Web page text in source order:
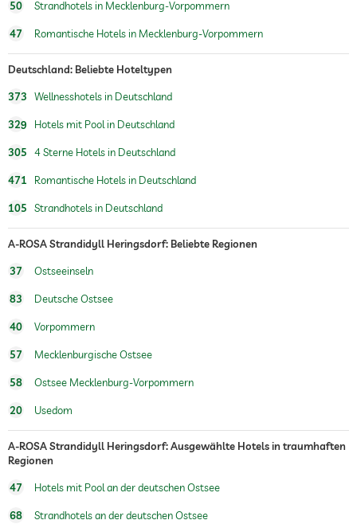
Personaltrainer auf Anfrage
Wandern
Reiten
Kinderbetreuung
Fußreflexzonenmassagen
Massagen für 2
50 Strandhotels in Mecklenburg-Vorpommern
47 Romantische Hotels in Mecklenburg-Vorpommern
Deutschland: Beliebte Hoteltypen
373 Wellnesshotels in Deutschland
329 Hotels mit Pool in Deutschland
305 4 Sterne Hotels in Deutschland
471 Romantische Hotels in Deutschland
105 Strandhotels in Deutschland
A-ROSA Strandidyll Heringsdorf: Beliebte Regionen
37 Ostseeinseln
83 Deutsche Ostsee
40 Vorpommern
57 Mecklenburgische Ostsee
58 Ostsee Mecklenburg-Vorpommern
20 Usedom
A-ROSA Strandidyll Heringsdorf: Ausgewählte Hotels in traumhaften
Regionen
47 Hotels mit Pool an der deutschen Ostsee
68 Strandhotels an der deutschen Ostsee